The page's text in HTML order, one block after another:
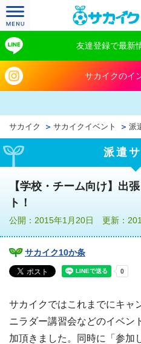
友達登録で最新
サカイクのイ
サカイク サカイクイベント 派
派遣
【学校・チーム向け】出
ト！
公開：2015年1月20日 更新：
サカイク10か条
サカイクではこれまでにキャ
ニラダー講習会などのイベン
加頂きました。同時に「参加